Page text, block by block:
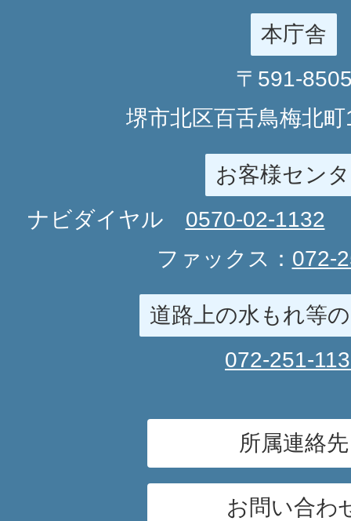
本庁舎
〒591-
堺市北区百舌鳥梅北
お客様セン
ナビダイヤル 0570-02-1132
ファックス： 072-
道路上の水もれ等
072-251-
所属連絡先
お問い合わ